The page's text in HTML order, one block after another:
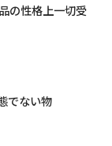
の性格上一切受
でない物